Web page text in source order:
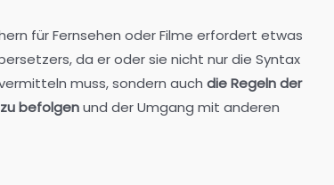
für Fernsehen oder Filme erfordert etwas
da er oder sie nicht nur die Syntax
muss, sondern auch die Regeln der
befolgenund der Umgang mit anderen